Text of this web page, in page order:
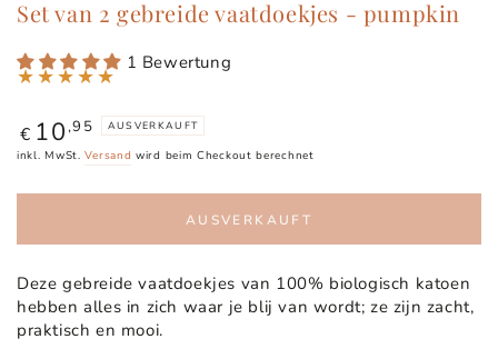
Set van 2 gebreide vaatdoekjes - pumpkin
1 Bewertung
Regulärer
Preis
€ 10 ,95 AUSVERKAUFT
inkl. MwSt.Versand wird beim Checkout berechnet
AUSVERKAUFT
Deze gebreide vaatdoekjes van 100% biologisch katoen
hebben alles in zich waar je blij van wordt; ze zijn zacht,
praktisch en mooi.